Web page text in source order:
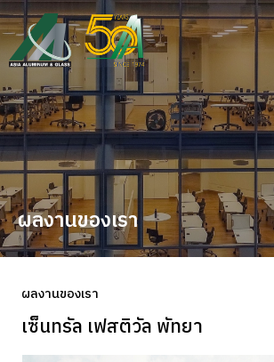
ผลงานของเรา
ผลงานของเรา
เซ็นทรัล เฟสติวัล พัทยา